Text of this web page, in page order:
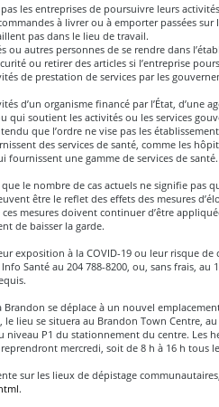
les entreprises de poursuivre leurs
à livrer ou à emporter passées
pas dans le lieu de travail.
ou autres personnes de se rendre dans
ou retirer des articles si l’entreprise
de prestation de services par les
d’un organisme financé par l’État, d’une
qui soutient les activités ou les services
que l’ordre ne vise pas les
des services de santé, comme les
fournissent une gamme de services de santé.
le nombre de cas actuels ne signifie pas
être le reflet des effets des mesures
mesures doivent continuer d’être
de baisser la garde.
exposition à la COVID-19 ou leur risque de
Santé au 204 788-8200, ou, sans frais, au
se déplace à un nouvel
lieu se situera au Brandon Town Centre, au
niveau P1 du stationnement du centre. Les
mercredi, soit de 8 h à 16 h tous
sur les lieux de dépistage
.